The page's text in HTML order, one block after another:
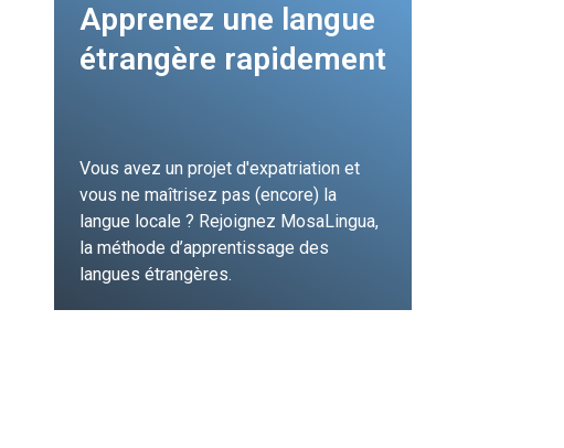
Apprenez une langue
étrangère rapidement
Vous avez un projet d'expatriation et
vous ne maîtrisez pas (encore) la
langue locale ? Rejoignez MosaLingua,
la méthode d’apprentissage des
langues étrangères.